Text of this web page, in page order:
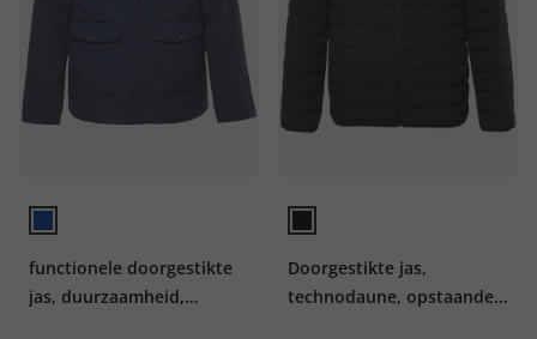
functionele doorgestikte
jas, duurzaamheid,
Doorgestikte jas,
technodaune, opstaande